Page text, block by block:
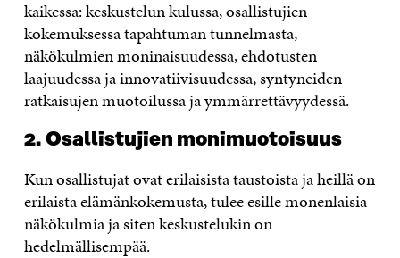
kaikessa: keskustelun kulussa, osallistujien
kokemuksessa tapahtuman tunnelmasta,
näkökulmien moninaisuudessa, ehdotusten
laajuudessa ja innovatiivisuudessa, syntyneiden
ratkaisujen muotoilussa ja ymmärrettävyydessä.
2. Osallistujien monimuotoisuus
Kun osallistujat ovat erilaisista taustoista ja heillä on
erilaista elämänkokemusta, tulee esille monenlaisia
näkökulmia ja siten keskustelukin on
hedelmällisempää.